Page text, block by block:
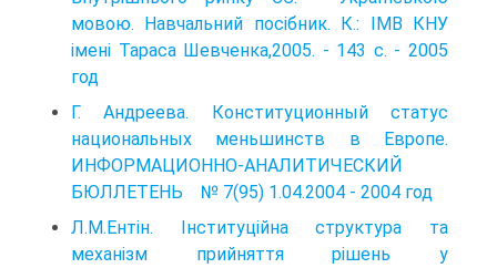
мовою. Навчальний посібник. К.: ІМВ КНУ
імені Тараса Шевченка,2005. - 143 с. - 2005
год
Г. Андреева. Конституционный статус
национальных меньшинств в Европе.
ИНФОРМАЦИОННО-АНАЛИТИЧЕСКИЙ
БЮЛЛЕТЕНЬ № 7(95) 1.04.2004 - 2004 год
Л.М.Ентін. Інституційна структура та
механізм прийняття рішень у